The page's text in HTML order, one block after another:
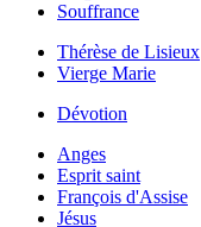
Souffrance
Thérèse de Lisieux
Vierge Marie
Dévotion
Anges
Esprit saint
François d'Assise
Jésus